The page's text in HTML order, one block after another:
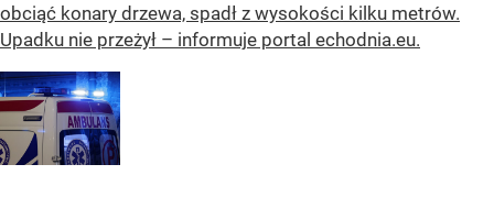
obciąć konary drzewa, spadł z wysokości kilku metrów.
Upadku nie przeżył – informuje portal echodnia.eu.